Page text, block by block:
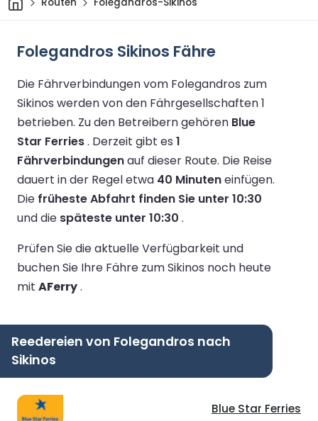
Folegandros Sikinos Fähre
Die Fährverbindungen vom Folegandros zum
Sikinos werden von den Fährgesellschaften 1
betrieben. Zu den Betreibern gehören Blue
Star Ferries. Derzeit gibt es 1
Fährverbindungenauf dieser Route. Die Reise
dauert in der Regel etwa 40 Minuteneinfügen.
Die früheste Abfahrt finden Sie unter 10:30
und die späteste unter 10:30 .
Prüfen Sie die aktuelle Verfügbarkeit und
buchen Sie Ihre Fähre zum Sikinos noch heute
mit AFerry.
Reedereien von Folegandros nach
Sikinos
Blue Star Ferries